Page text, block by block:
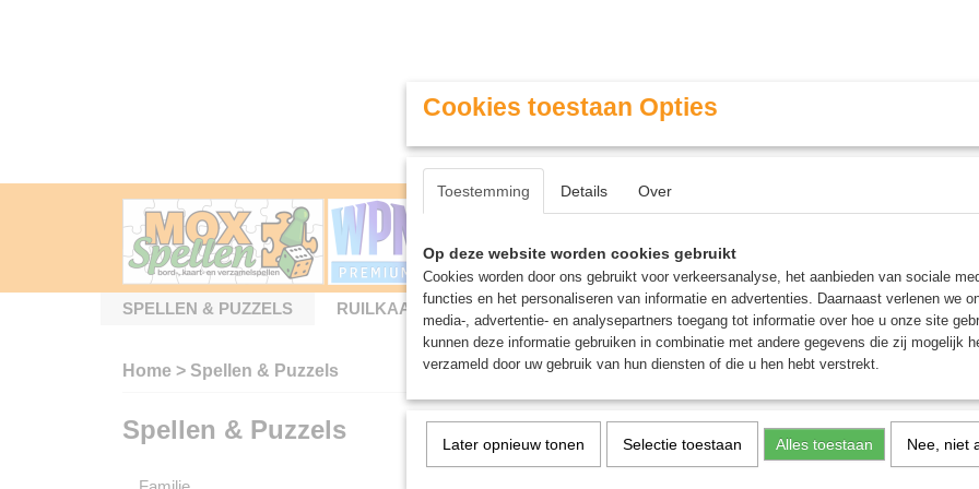
Contact & Openingstijden
SPELLEN & PUZZELS RUILKAARTEN MINIATURE GAMING ROLE PLAYING GAMES
Home > Spellen & Puzzels
Spellen & Puzzels
Cookies toestaan Opties
Toestemming Details Over
Op deze website worden cookies gebruikt
Cookies worden door ons gebruikt voor verkeersanalyse, het aanbieden van sociale
functies en het personaliseren van informatie en advertenties. Daarnaast verlenen we
media-, advertentie- en analysepartners toegang tot informatie over hoe u onze site
kunnen deze informatie gebruiken in combinatie met andere gegevens die zij mogelijk
verzameld door uw gebruik van hun diensten of die u hen hebt verstrekt.
Later opnieuw tonen Selectie toestaan Alles toestaan Nee, niet